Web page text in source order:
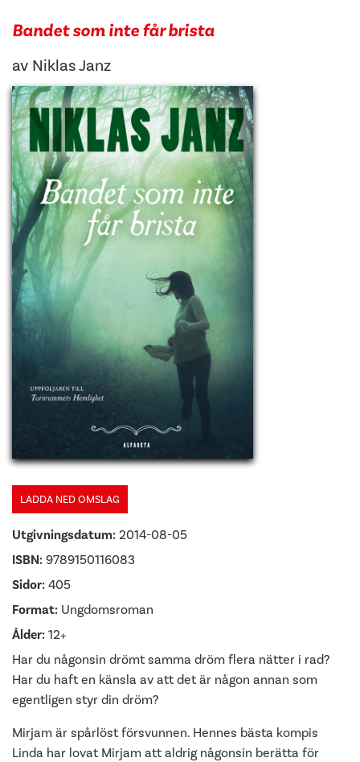
Bandet som inte får brista
av Niklas Janz
LADDA NED OMSLAG
Utgivningsdatum: 2014-08-05
ISBN: 9789150116083
Sidor: 405
Format: Ungdomsroman
Ålder: 12+
Har du någonsin drömt samma dröm flera nätter i rad?
Har du haft en känsla av att det är någon annan som
egentligen styr din dröm?
Mirjam är spårlöst försvunnen. Hennes bästa kompis
Linda har lovat Mirjam att aldrig någonsin berätta för